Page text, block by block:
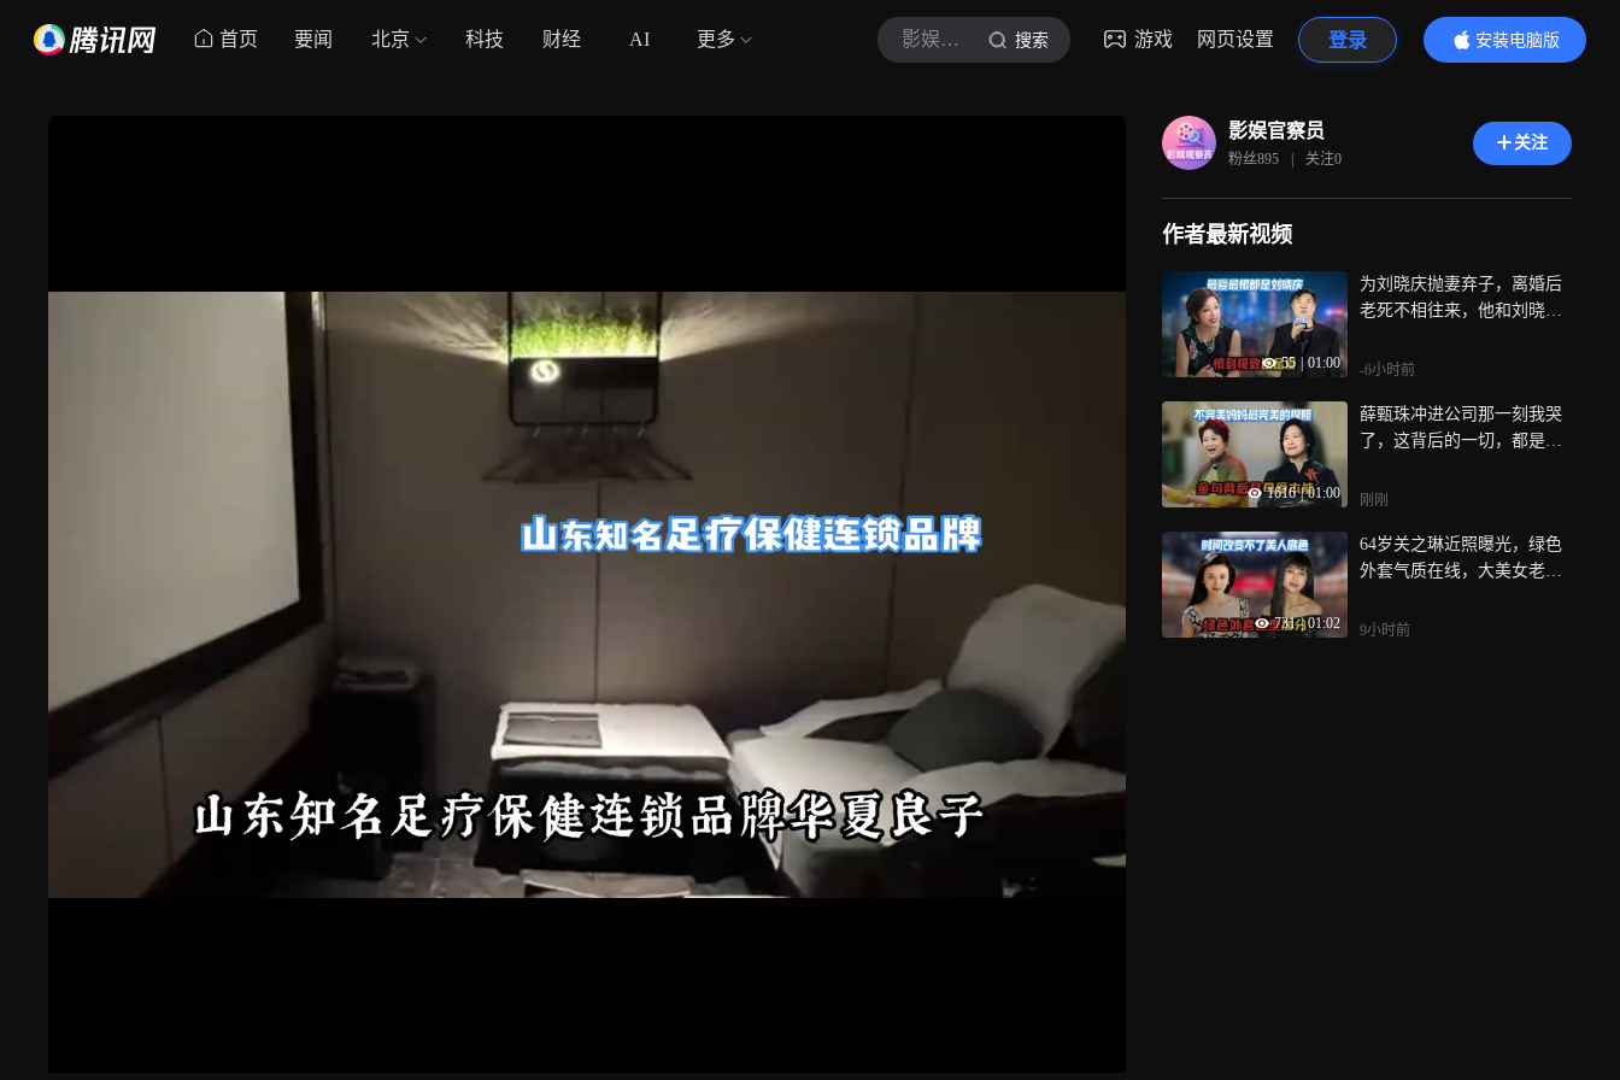
首页 要闻 北京 科技 财经 AI 更多 影娱官察员 搜索 游戏 网页设置 登录
安装电脑版
内容更精彩
影娱官察员
粉丝895 | 关注0
关注
作者最新视频
55 01:00
为刘晓庆抛妻弃子，离婚后
老死不相往来，他和刘晓庆
-6小时前
1616 | 01:00
薛甄珠冲进公司那一刻我哭
了，这背后的一切，都是一
刚刚
731 | 01:02
64岁关之琳近照曝光，绿色
外套气质在线，大美女老了
9小时前